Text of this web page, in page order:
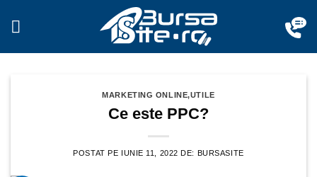
MARKETING ONLINE,UTILE
Ce este PPC?
POSTAT PE IUNIE 11, 2022 DE: BURSASITE